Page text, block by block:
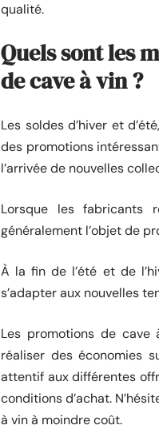
qualité.
Quels sont les
de cave à vin ?
Les soldes d’hiver et
des promotions
l’arrivée de nouvelles
Lorsque les fabricants
généralement l’objet de
À la fin de l’été et de
s’adapter aux nouvelles
Les promotions de cave
réaliser des économies
attentif aux différentes
conditions d’achat.
à vin à moindre coût.